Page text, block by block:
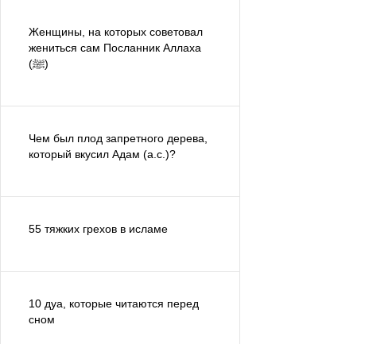
Женщины, на которых советовал
жениться сам Посланник Аллаха
(ﷺ)
Чем был плод запретного дерева,
который вкусил Адам (а.с.)?
55 тяжких грехов в исламе
10 дуа, которые читаются перед
сном